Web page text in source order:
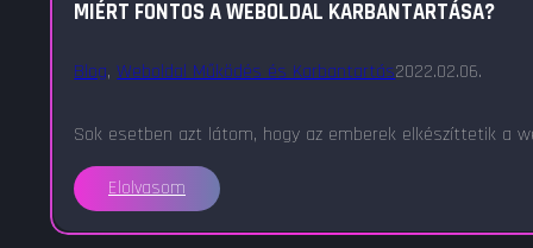
MIÉRT FONTOS A WEBOLDAL KARBANTARTÁSA?
Blog,Weboldal Működés és Karbantartás2022.02.06.
Sok esetben azt látom, hogy az emberek elkészíttetik a
Elolvasom